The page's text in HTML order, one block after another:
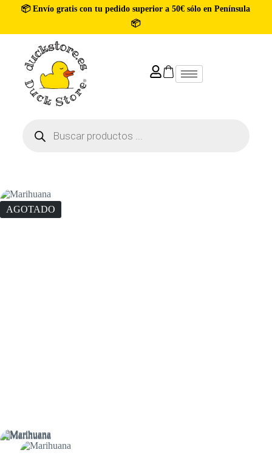
📦 Envío gratis con tu pedido superior a 50€ sólo en Península
📦
AGOTADO